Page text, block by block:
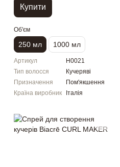
Купити
Об'єм
250 мл 1000 мл
Артикул
H0021
Тип волосся
Кучеряві
Призначення
Пом'якшення
Країна виробник
Італія